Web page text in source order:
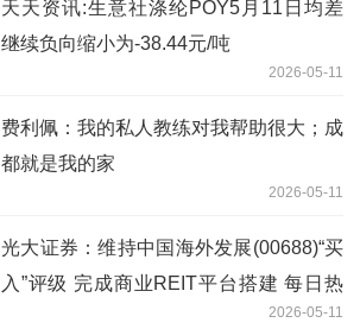
天天资讯:生意社涤纶POY5月11日均差
继续负向缩小为-38.44元/吨
2026-05-11
费利佩：我的私人教练对我帮助很大；成
都就是我的家
2026-05-11
光大证券：维持中国海外发展(00688)“买
入”评级 完成商业REIT平台搭建 每日热
2026-05-11